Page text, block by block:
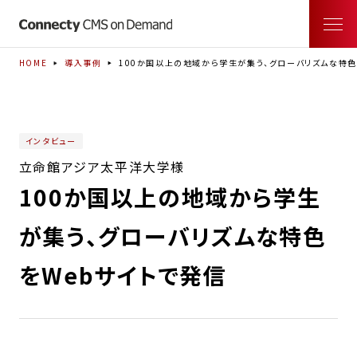
HOME 導入事例 100か国以上の地域から学生が集う、グローバリズムな特
インタビュー
立命館アジア太平洋大学様
100か国以上の地域から学生
が集う、グローバリズムな特色
をWebサイトで発信